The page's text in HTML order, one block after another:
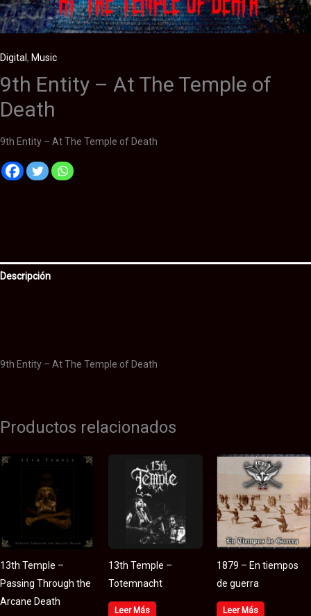
Digital , Music
9th Entity – At The Temple of
Death
9th Entity – At The Temple of Death
Descripción
9th Entity – At The Temple of Death
Productos relacionados
13th Temple –
Passing Through the
Arcane Death
13th Temple –
Totemnacht
Leer Más
1879 – En tiempos
de guerra
Leer Más